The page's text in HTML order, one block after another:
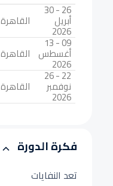
26 - 30
أبريل
2026
القاهرة
09 - 13
أغسطس
2026
القاهرة
22 - 26
نوفمبر
2026
القاهرة
فكرة الدورة
تعد النفايات